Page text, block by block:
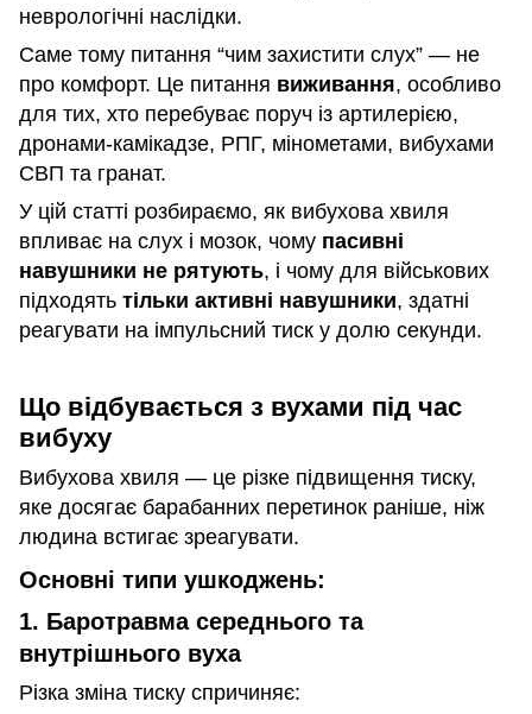
неврологічні наслідки.
Саме тому питання “чим захистити слух” — не
про комфорт. Це питання виживання, особливо
для тих, хто перебуває поруч із артилерією,
дронами-камікадзе, РПГ, мінометами, вибухами
СВП та гранат.
У цій статті розбираємо, як вибухова хвиля
впливає на слух і мозок, чому пасивні
навушники не рятують, і чому для військових
підходять тільки активні навушники, здатні
реагувати на імпульсний тиск у долю секунди.
Що відбувається з вухами під час
вибуху
Вибухова хвиля — це різке підвищення тиску,
яке досягає барабанних перетинок раніше, ніж
людина встигає зреагувати.
Основні типи ушкоджень:
1. Баротравма середнього та
внутрішнього вуха
Різка зміна тиску спричиняє: